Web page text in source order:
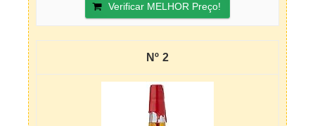
Verificar MELHOR Preço!
2